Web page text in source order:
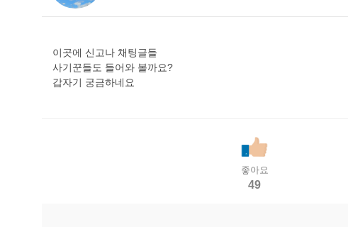
이곳에 신고나 채팅글들
사기꾼들도 들어와 볼까요?
갑자기 궁금하네요
좋아요
49